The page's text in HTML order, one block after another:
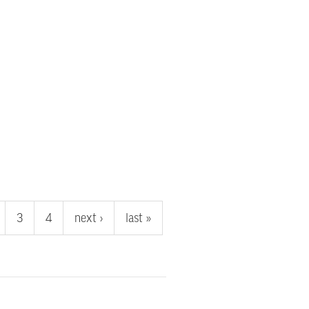
3 4 next › last »